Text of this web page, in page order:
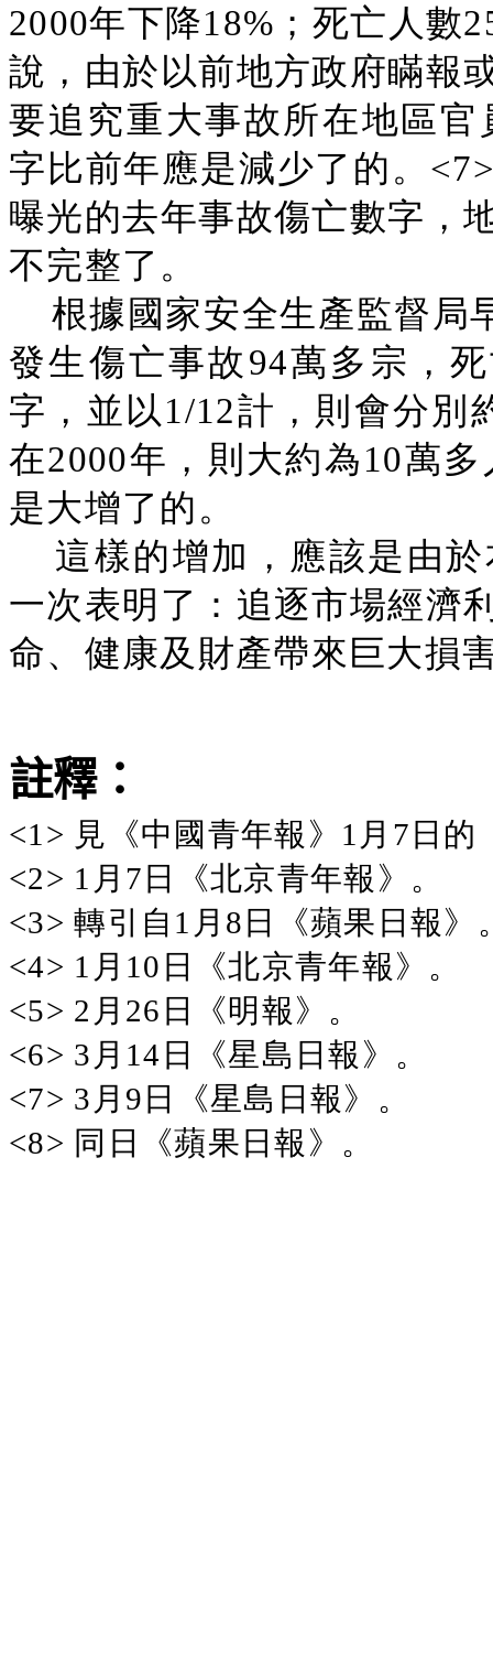
2000年下降18%；死亡人數
說，由於以前地方政府瞞報
要追究重大事故所在地區
字比前年應是減少了的。
曝光的去年事故傷亡數字，
不完整了。
根據國家安全生產監督局
發生傷亡事故94萬多宗，
字，並以1/12計，則會分別
在2000年，則大約為10萬
是大增了的。
這樣的增加，應該是由
一次表明了：追逐市場經濟
命、健康及財產帶來巨大損
註釋：
<1> 見《中國青年報》1月7日
<2> 1月7日《北京青年報》。
<3> 轉引自1月8日《蘋果日報》
<4> 1月10日《北京青年報》。
<5> 2月26日《明報》。
<6> 3月14日《星島日報》。
<7> 3月9日《星島日報》。
<8> 同日《蘋果日報》。